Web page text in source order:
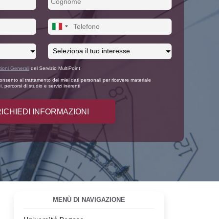
Generali del Servizio MultiPoint
al trattamento dei miei dati personali per ricevere materiale
percorsi di studio e servizi inerenti
MENÙ DI NAVIGAZIONE